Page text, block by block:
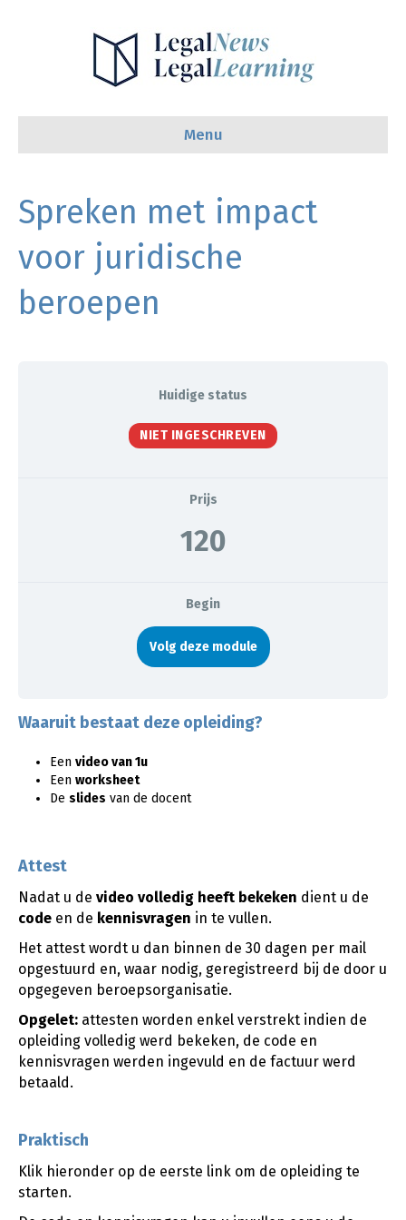
Menu
Spreken met impact
voor juridische
beroepen
Huidige status
NIET INGESCHREVEN
Prijs
120
Begin
Volg deze module
Waaruit bestaat deze opleiding?
Een video van 1u
Een worksheet
De slides van de docent
Attest
Nadat u de video volledig heeft bekeken dient u de
code en de kennisvragen in te vullen.
Het attest wordt u dan binnen de 30 dagen per mail
opgestuurd en, waar nodig, geregistreerd bij de door u
opgegeven beroepsorganisatie.
Opgelet: attesten worden enkel verstrekt indien de
opleiding volledig werd bekeken, de code en
kennisvragen werden ingevuld en de factuur werd
betaald.
Praktisch
Klik hieronder op de eerste link om de opleiding te
starten.